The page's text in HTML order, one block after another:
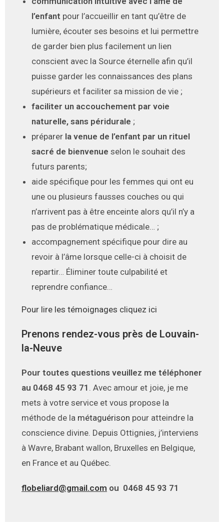
l’enfant pour l’accueillir en tant qu’être de
lumière, écouter ses besoins et lui permettre
de garder bien plus facilement un lien
conscient avec la Source éternelle afin qu’il
puisse garder les connaissances des plans
supérieurs et faciliter sa mission de vie ;
faciliter un accouchement par voie
naturelle, sans péridurale ;
préparer la venue de l’enfant par un rituel
sacré de bienvenue selon le souhait des
futurs parents;
aide spécifique pour les femmes qui ont eu
une ou plusieurs fausses couches ou qui
n’arrivent pas à être enceinte alors qu’il n’y a
pas de problématique médicale… ;
accompagnement spécifique pour dire au
revoir à l’âme lorsque celle-ci à choisit de
repartir… Éliminer toute culpabilité et
reprendre confiance…
Pour lire les témoignages cliquez ici
Prenons rendez-vous près de Louvain-
la-Neuve
Pour toutes questions veuillez me téléphoner
au 0468 45 93 71 . Avec amour et joie, je me
mets à votre service et vous propose la
méthode de la métaguérison pour atteindre la
conscience divine. Depuis Ottignies, j’interviens
à Wavre, Brabant wallon, Bruxelles en Belgique,
en France et au Québec.
flobeliard@gmail.com ou 0468 45 93 71